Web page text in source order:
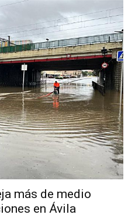
más de medio
en Ávila